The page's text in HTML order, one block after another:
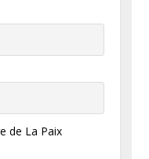
de La Paix